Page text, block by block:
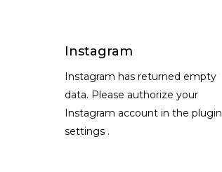
Instagram
Instagram has returned empty
data. Please authorize your
Instagram account in the plugin
settings .